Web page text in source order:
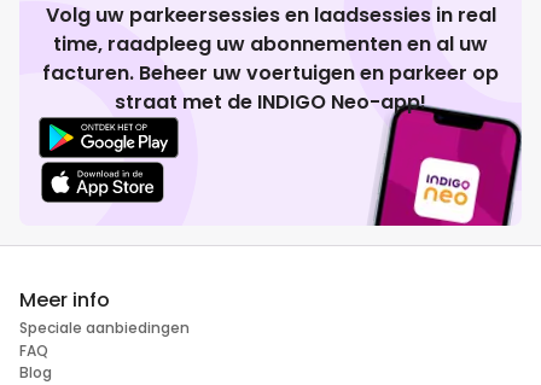
Volg uw parkeersessies en laadsessies in real
time, raadpleeg uw abonnementen en al uw
facturen. Beheer uw voertuigen en parkeer op
straat met de INDIGO Neo-app!
Meer info
Speciale aanbiedingen
FAQ
Blog